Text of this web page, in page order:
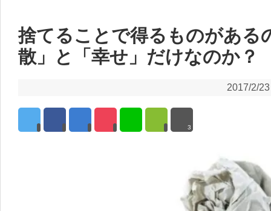
捨てることで得るものがある
散」と「幸せ」だけなのか？
2017/2/23
3